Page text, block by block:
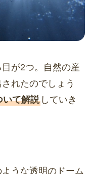
が2つ。自然の産
れたのでしょう
いて解説 していき
うな透明のドーム